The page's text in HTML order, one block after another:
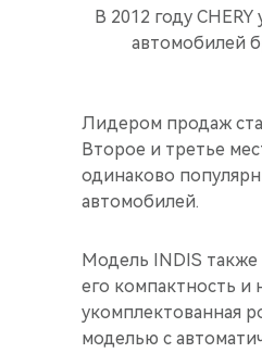
В 2012 году
автомобилей
Лидером продаж
Второе и третье
одинаково
автомобилей.
Модель INDIS также
его компактность и
укомплектованная
моделью с